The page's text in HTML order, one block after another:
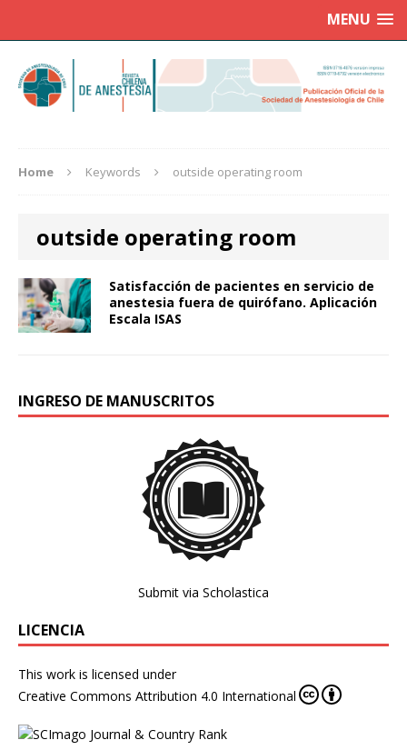
MENU
Home Keywords outside operating room
outside operating room
Satisfacción de pacientes en servicio de
anestesia fuera de quirófano. Aplicación
Escala ISAS
INGRESO DE MANUSCRITOS
Submit via Scholastica
LICENCIA
This work is licensed under
Creative Commons Attribution 4.0 International